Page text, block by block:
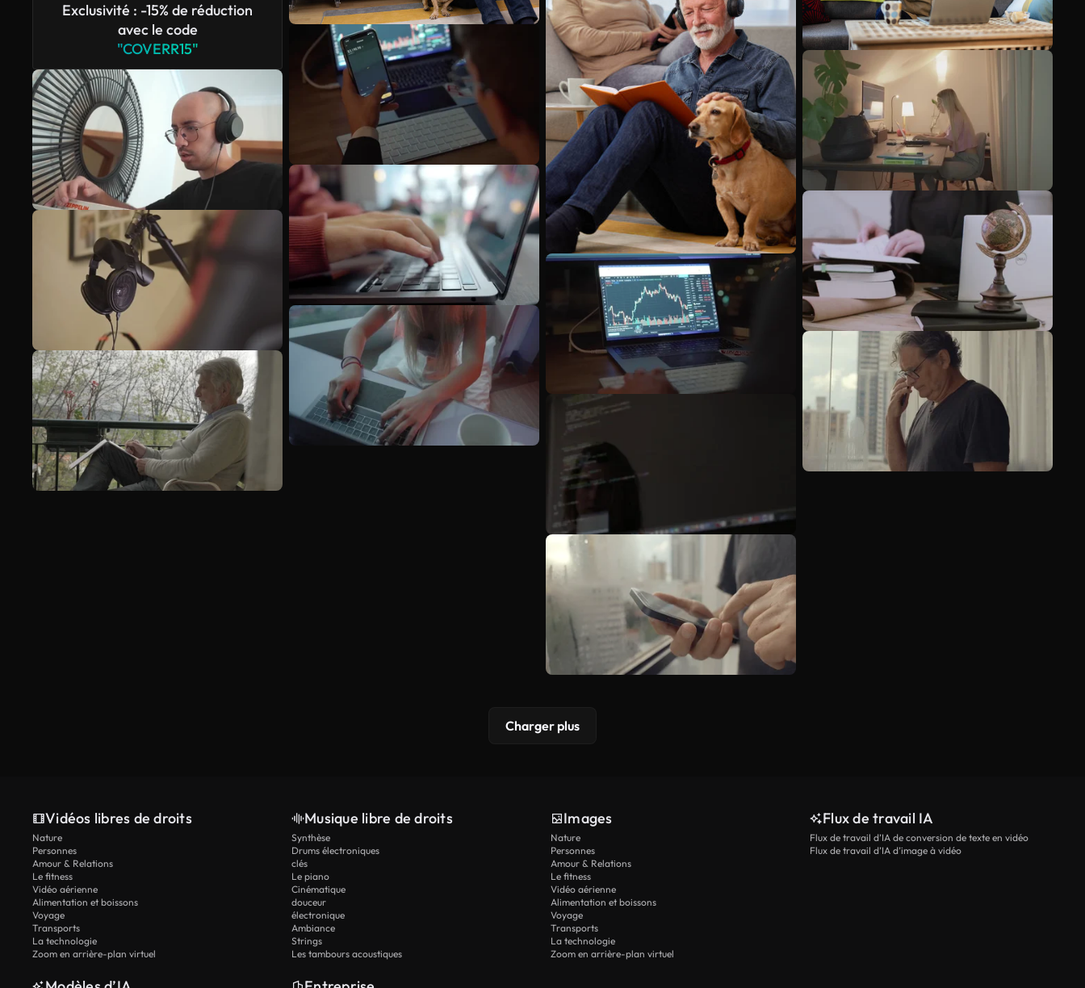
Exclusivité : -15% de réduction
avec le code
"COVERR15"
Voir plus
Charger plus
Vidéos libres de droits
Nature
Personnes
Amour & Relations
Le fitness
Vidéo aérienne
Alimentation et boissons
Voyage
Transports
La technologie
Zoom en arrière-plan virtuel
Musique libre de droits
Synthèse
Drums électroniques
clés
Le piano
Cinématique
douceur
électronique
Ambiance
Strings
Les tambours acoustiques
Images
Nature
Personnes
Amour & Relations
Le fitness
Vidéo aérienne
Alimentation et boissons
Voyage
Transports
La technologie
Zoom en arrière-plan virtuel
Flux de travail IA
Flux de travail d’IA de conversion de texte en vidéo
Flux de travail d’IA d’image à vidéo